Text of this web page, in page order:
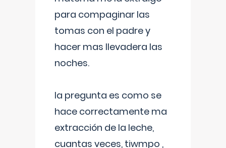
para compaginar las
tomas con el padre y
hacer mas llevadera las
noches.
la pregunta es como se
hace correctamente ma
extracción de la leche,
cuantas veces, tiwmpo ,